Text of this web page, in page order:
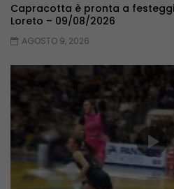
Capracotta è pronta a
Loreto – 09/08/2026
AGOSTO 9, 2026